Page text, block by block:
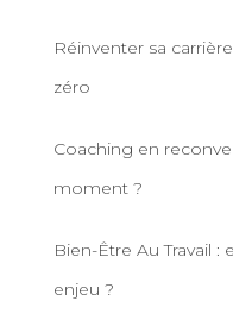
Réinventer sa
zéro
Coaching en
moment ?
Bien-Être Au Travail
enjeu ?